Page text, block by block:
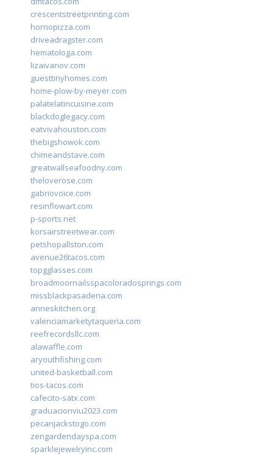
crescentstreetprinting.com
hornopizza.com
driveadragster.com
hematologa.com
lizaivanov.com
guesttinyhomes.com
home-plow-by-meyer.com
palatelatincuisine.com
blackdoglegacy.com
eatvivahouston.com
thebigshowok.com
chimeandstave.com
greatwallseafoodny.com
theloverose.com
gabriovoice.com
resinflowart.com
p-sports.net
korsairstreetwear.com
petshopallston.com
avenue26tacos.com
topgglasses.com
broadmoornailsspacoloradosprings.com
missblackpasadena.com
anneskitchen.org
valenciamarketytaqueria.com
reefrecordsllc.com
alawaffle.com
aryouthfishing.com
united-basketball.com
tios-tacos.com
cafecito-satx.com
graduacionviu2023.com
pecanjackstogo.com
zengardendayspa.com
sparklejewelryinc.com